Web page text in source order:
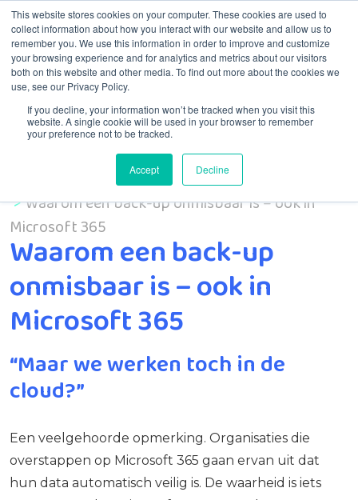
This website stores cookies on your computer. These cookies are used to
collect information about how you interact with our website and allow us to
remember you. We use this information in order to improve and customize
your browsing experience and for analytics and metrics about our visitors
both on this website and other media. To find out more about the cookies we
use, see our Privacy Policy.
If you decline, your information won’t be tracked when you visit this
website. A single cookie will be used in your browser to remember
your preference not to be tracked.
Accept Decline
Menu
Waarom een back-up onmisbaar is – ook in
Microsoft 365
Waarom een back-up
onmisbaar is – ook in
Microsoft 365
“Maar we werken toch in de
cloud?”
Een veelgehoorde opmerking. Organisaties die
overstappen op Microsoft 365 gaan ervan uit dat
hun data automatisch veilig is. De waarheid is iets